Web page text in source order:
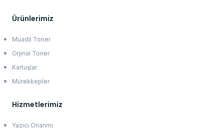
Ürünlerimiz
Muadil Toner
Orjinal Toner
Kartuşlar
Mürekkepler
Hizmetlerimiz
Yazıcı Onarımı